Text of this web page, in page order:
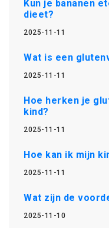
Kun je bananen
dieet?
2025-11-11
Wat is een
2025-11-11
Hoe herken je
kind?
2025-11-11
Hoe kan ik mijn
2025-11-11
Wat zijn de
2025-11-10